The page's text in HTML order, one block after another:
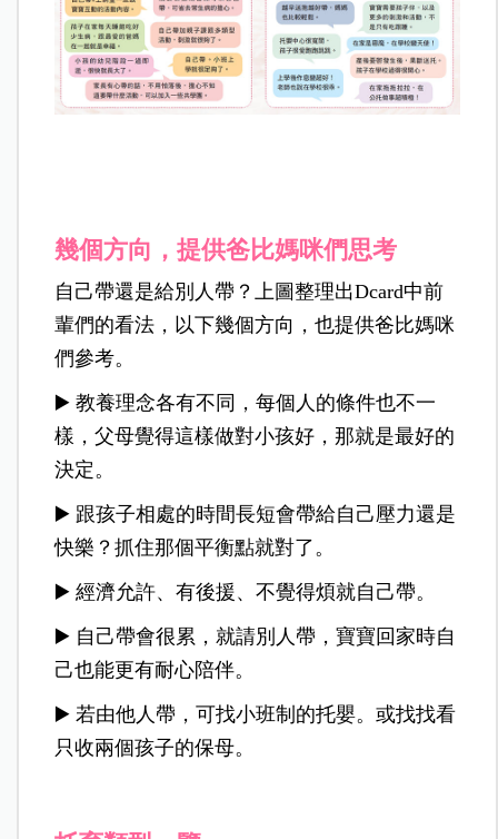
幾個方向，提供爸比媽咪們思考
自己帶還是給別人帶？上圖整理出Dcard中前
輩們的看法，以下幾個方向，也提供爸比媽咪
們參考。
▶️ 教養理念各有不同，每個人的條件也不一
樣，父母覺得這樣做對小孩好，那就是最好的
決定。
▶️ 跟孩子相處的時間長短會帶給自己壓力還是
快樂？抓住那個平衡點就對了。
▶️ 經濟允許、有後援、不覺得煩就自己帶。
▶️ 自己帶會很累，就請別人帶，寶寶回家時自
己也能更有耐心陪伴。
▶️ 若由他人帶，可找小班制的托嬰。或找找看
只收兩個孩子的保母。